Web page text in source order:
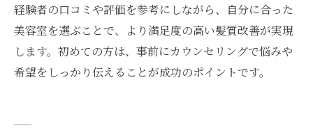
経験者の口コミや評価を参考にしながら、自分に合った
美容室を選ぶことで、より満足度の高い髪質改善が実現
します。初めての方は、事前にカウンセリングで悩みや
希望をしっかり伝えることが成功のポイントです。